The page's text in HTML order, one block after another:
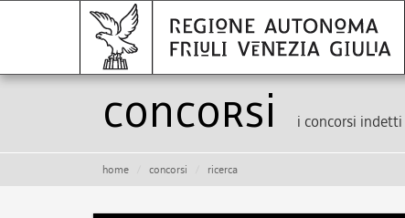
Concorsi i concorsi
home concorsi ricerca